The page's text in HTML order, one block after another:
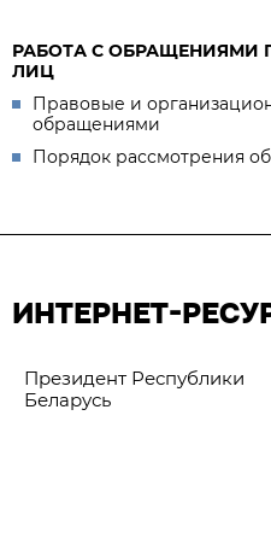
РАБОТА С ОБРАЩЕНИЯМИ
ЛИЦ
Правовые и
обращениями
Порядок рассмотрения
ИНТЕРНЕТ-
Президент Республики
Беларусь